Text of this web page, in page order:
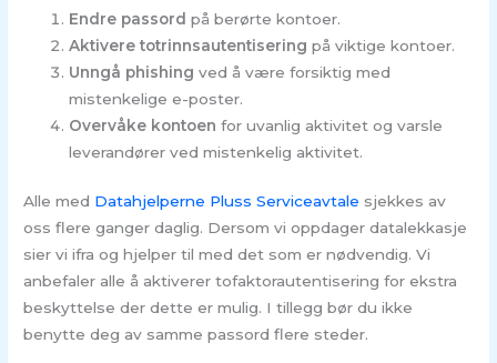
Endre passord på berørte kontoer.
Aktivere totrinnsautentisering på viktige kontoer.
Unngå phishing ved å være forsiktig med
mistenkelige e-poster.
Overvåke kontoen for uvanlig aktivitet og varsle
leverandører ved mistenkelig aktivitet.
Alle med Datahjelperne Pluss Serviceavtale sjekkes av
oss flere ganger daglig. Dersom vi oppdager datalekkasje
sier vi ifra og hjelper til med det som er nødvendig. Vi
anbefaler alle å aktiverer tofaktorautentisering for ekstra
beskyttelse der dette er mulig. I tillegg bør du ikke
benytte deg av samme passord flere steder.